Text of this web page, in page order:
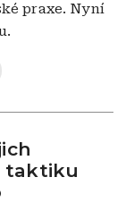
praxe. Nyní
taktiku